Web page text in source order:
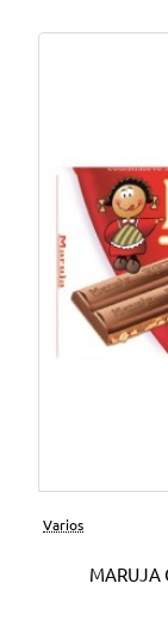
Varios
MARUJA